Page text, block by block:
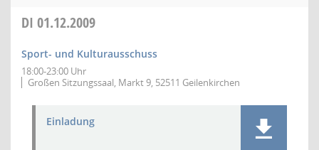
DI 01.12.2009
Sport- und Kulturausschuss
18:00-23:00 Uhr
Großen Sitzungssaal, Markt 9, 52511 Geilenkirchen
Einladung